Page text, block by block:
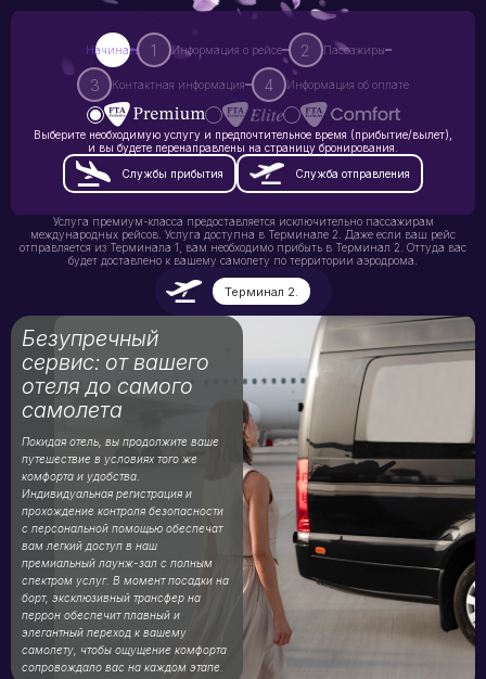
Начинать 1 Информация о рейсе 2 Пассажиры
3 Контактная информация 4 Информация об оплате
Выберите необходимую услугу и предпочтительное время (прибытие/вылет),
и вы будете перенаправлены на страницу бронирования.
Службы прибытия
Служба отправления
Услуга премиум-класса предоставляется исключительно пассажирам
международных рейсов. Услуга доступна в Терминале 2. Даже если ваш рейс
отправляется из Терминала 1, вам необходимо прибыть в Терминал 2. Оттуда вас
будет доставлено к вашему самолету по территории аэродрома.
Терминал 2.
Безупречный
сервис: от вашего
отеля до самого
самолета
Покидая отель, вы продолжите ваше
путешествие в условиях того же
комфорта и удобства.
Индивидуальная регистрация и
прохождение контроля безопасности
с персональной помощью обеспечат
вам легкий доступ в наш
премиальный лаунж-зал с полным
спектром услуг. В момент посадки на
борт, эксклюзивный трансфер на
перрон обеспечит плавный и
элегантный переход к вашему
самолету, чтобы ощущение комфорта
сопровождало вас на каждом этапе.